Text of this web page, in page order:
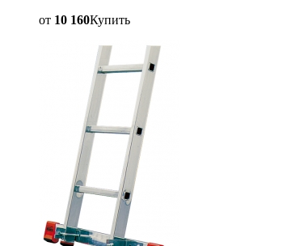
от 10 160Купить